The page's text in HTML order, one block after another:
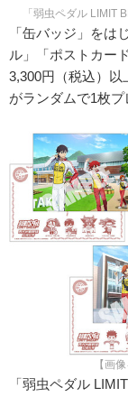
「弱虫ペダル LIMIT
「缶バッジ」をは
ル」「ポストカー
3,300円（税込）以
がランダムで1枚プ
【画
「弱虫ペダル